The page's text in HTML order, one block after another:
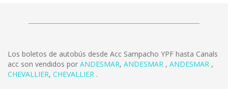
Los boletos de autobús desde Acc Sampacho YPF hasta Canals
acc son vendidos por ANDESMAR, ANDESMAR , ANDESMAR ,
CHEVALLIER, CHEVALLIER .